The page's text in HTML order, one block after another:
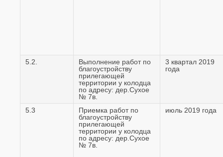
5.2.
Выполнение работ по
благоустройству
прилегающей
территории у колодца
по адресу: дер.Сухое
№ 7в.
3 квартал 2019
года
5.3
Приемка работ по
благоустройству
прилегающей
территории у колодца
по адресу: дер.Сухое
№ 7в.
июль 2019 года